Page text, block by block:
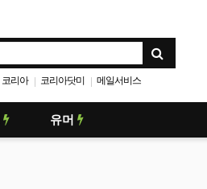
코리아 | 코리아닷미 | 메일서비스
유머